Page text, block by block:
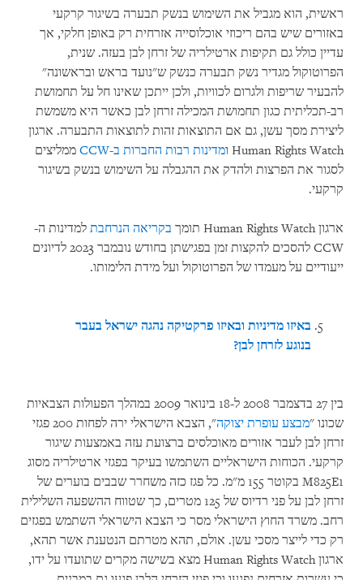
ראשית, הוא מגביל את השימוש בנשק תבערה בשיגור קרקעי
באזורים שיש בהם ריכוזי אוכלוסייה אזרחית רק באופן חלקי, אך
עדיין כולל גם תקיפות ארטילריה של זרחן לבן בעזה. שנית,
הפרוטוקול מגדיר נשק תבערה כנשק ש"נועד בראש ובראשונה"
להבעיר שריפות ולגרום לכוויות, ולכן ייתכן שאינו חל על תחמושת
רב-תכליתית כגון תחמושת המכילה זרחן לבן כאשר היא משמשת
ליצירת מסך עשן, גם אם התוצאות זהות לתוצאות התבערה. ארגון
Human Rights Watch ו מדינות רבות החברות ב-CCW
ממליצים
לסגור את הפרצות ולהדק את ההגבלה על השימוש בנשק בשיגור
קרקעי.
ארגון Human Rights Watch תומך בקריאה הנרחבת למדינות ה-
CCW להסכים להקצות זמן בפגישתן בחודש נובמבר 2023 לדיונים
ייעודיים על מעמדו של הפרוטוקול ועל מידת הלימותו.
באיזו מדיניות ובאיזו פרקטיקה נהגה ישראל בעבר
בנוגע לזרחן לבן?
בין 27 בדצמבר 2008 ל-18 בינואר 2009 במהלך הפעולות הצבאיות
שכונו "מבצע עופרת יצוקה
", הצבא הישראלי ירה לפחות 200 פגזי
זרחן לבן לעבר אזורים מאוכלסים ברצועת עזה באמצעות שיגור
קרקעי. הכוחות הישראליים השתמשו בעיקר בפגזי ארטילריה מסוג
M825E1 בקוטר 155 מ"מ. כל פגז כזה משחרר שבבים בוערים של
זרחן לבן על פני רדיוס של 125 מטרים, כך שטווח ההשפעה השלילית
רחב. משרד החוץ הישראלי מסר כי הצבא הישראלי השתמש בפגזים
רק כדי לייצר מסכי עשן. אולם, תהא מטרתם הנטענת אשר תהא,
ארגון Human Rights Watch מצא בשישה מקרים שתועדו על ידו,